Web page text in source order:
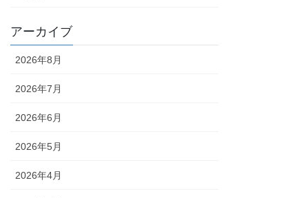
アーカイブ
2026年8月
2026年7月
2026年6月
2026年5月
2026年4月